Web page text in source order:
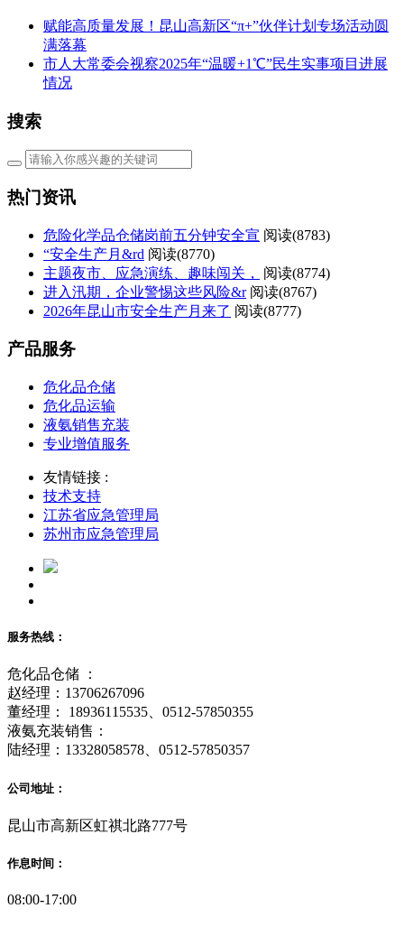
赋能高质量发展！昆山高新区“π+”伙伴计划专场活动圆
满落幕
市人大常委会视察2025年“温暖+1℃”民生实事项目进展
情况
搜索
热门资讯
危险化学品仓储岗前五分钟安全宣 阅读(8783)
“安全生产月&rd 阅读(8770)
主题夜市、应急演练、趣味闯关，
阅读(8774)
进入汛期，企业警惕这些风险&r 阅读(8767)
2026年昆山市安全生产月来了 阅读(8777)
产品服务
危化品仓储
危化品运输
液氨销售充装
专业增值服务
友情链接 :
技术支持
江苏省应急管理局
苏州市应急管理局
服务热线：
危化品仓储 ：
赵经理：13706267096
董经理： 18936115535、0512-57850355
液氨充装销售：
陆经理：13328058578、0512-57850357
公司地址：
昆山市高新区虹祺北路777号
作息时间：
08:00-17:00